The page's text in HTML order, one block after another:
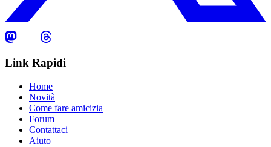
Link Rapidi
Home
Novità
Come fare amicizia
Forum
Contattaci
Aiuto